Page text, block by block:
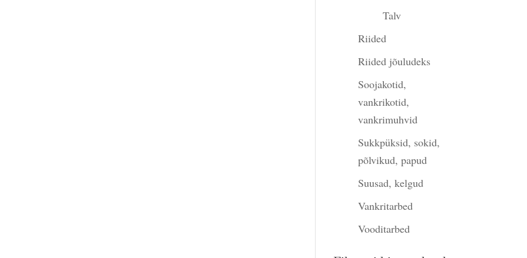
Talv
Riided
Riided jõuludeks
Soojakotid,
vankrikotid,
vankrimuhvid
Sukkpüksid, sokid,
põlvikud, papud
Suusad, kelgud
Vankritarbed
Vooditarbed